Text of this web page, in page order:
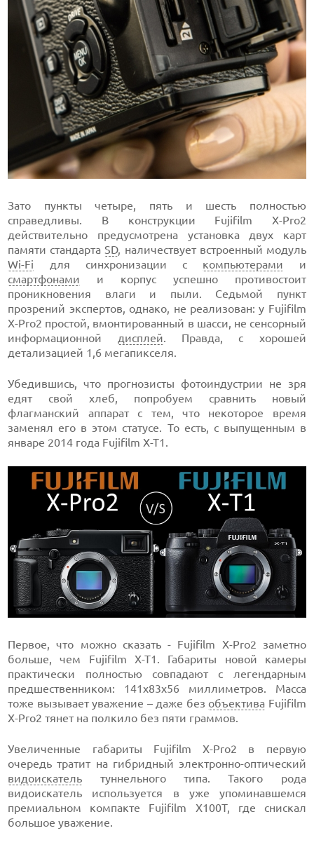
Зато пункты четыре, пять и шесть полностью
справедливы. В конструкции Fujifilm X-Pro2
действительно предусмотрена установка двух карт
памяти стандартаSD, наличествует встроенный модуль
Wi-Fi для синхронизации с компьютерами и
смартфонами и корпус успешно противостоит
проникновения влаги и пыли. Седьмой пункт
прозрений экспертов, однако, не реализован: у Fujifilm
X-Pro2 простой, вмонтированный в шасси, не сенсорный
информационной дисплей. Правда, с хорошей
детализацией 1,6 мегапикселя.
Убедившись, что прогнозисты фотоиндустрии не зря
едят свой хлеб, попробуем сравнить новый
флагманский аппарат с тем, что некоторое время
заменял его в этом статусе. То есть, с выпущенным в
январе 2014 года Fujifilm X-T1.
Первое, что можно сказать - Fujifilm X-Pro2 заметно
больше, чем Fujifilm X-T1. Габариты новой камеры
практически полностью совпадают с легендарным
предшественником: 141x83x56 миллиметров. Масса
тоже вызывает уважение – даже без объектива Fujifilm
X-Pro2 тянет на полкило без пяти граммов.
Увеличенные габариты Fujifilm X-Pro2 в первую
очередь тратит на гибридный электронно-оптический
видоискатель туннельного типа. Такого рода
видоискатель используется в уже упоминавшемся
премиальном компакте Fujifilm X100T, где снискал
большое уважение.